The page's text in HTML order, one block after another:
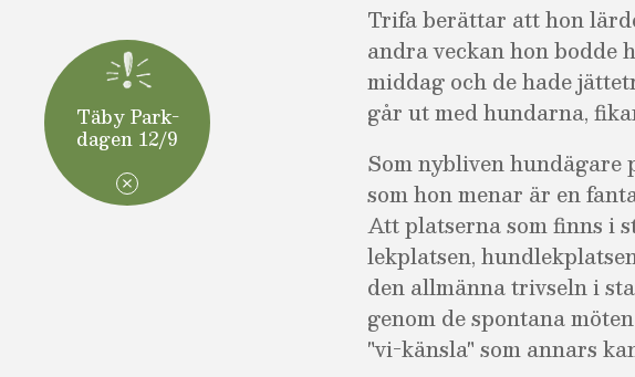
Trifa berättar att hon
andra veckan hon bodde
middag och de hade
går ut med hundarna,
Som nybliven
som hon menar är en
Att platserna som finns i
lekplatsen,
den allmänna trivseln i
genom de spontana
"vi-känsla" som annars
Täby Park-
dagen 12/9